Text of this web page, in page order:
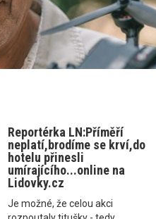
Reportérka LN:Příměří
neplatí,brodíme se krví,do
hotelu přinesli
umírajícího...online na
Lidovky.cz
Je možné, že celou akci